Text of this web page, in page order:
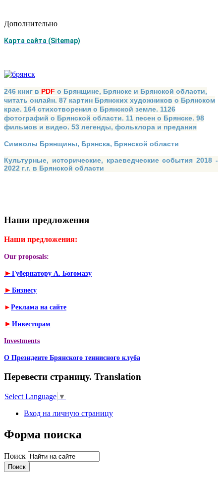
Дополнительно
Карта сайта (Sitemap)
246 книг в PDF о Брянщине, Брянске и Брянской области,
читать онлайн. 87 картин Брянских художников о Брянском
крае. 164 стихотворения о Брянской земле. 1126
фотографий о Брянской области. 11 песен о Брянске. 98
фильмов и видео. 53 легенды, фольклора и предания
Символы Брянщины, Брянска, Брянской области
Культурные, исторические, краеведческие события 2018 -
2022 г.г. в Брянской области
Наши предложения
Наши предложения:
Our proposals:
► Губернатору А. Богомазу
► Бизнесу
► Реклама на сайте
► Инвесторам
Investments
О Президенте Брянского теннисного клуба
Перевести страницу. Translation
Select Language ▼
Вход на личную страницу
Форма поиска
Поиск